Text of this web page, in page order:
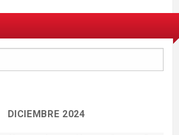
DICIEMBRE 2024